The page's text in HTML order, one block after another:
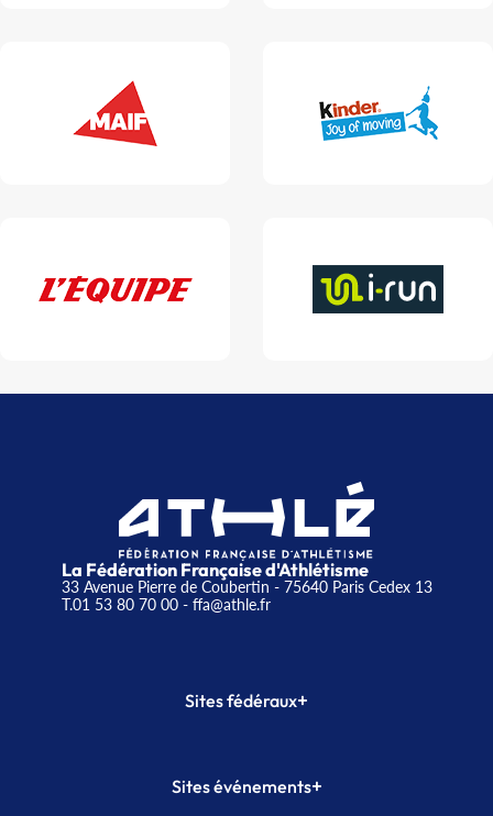
La Fédération Française d'Athlétisme
33 Avenue Pierre de Coubertin - 75640 Paris Cedex 13
T.01 53 80 70 00- ffa@athle.fr
Sites fédéraux+
Plateforme Formation
Sites événements+